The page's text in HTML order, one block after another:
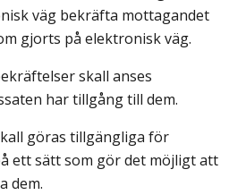
väg bekräfta mottagandet
gjorts på elektronisk väg.
skall anses
har tillgång till dem.
göras tillgängliga för
ett sätt som gör det möjligt att
dem.